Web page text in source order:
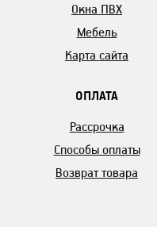
Окна ПВХ
Мебель
Карта сайта
ОПЛАТА
Рассрочка
Способы оплаты
Возврат товара